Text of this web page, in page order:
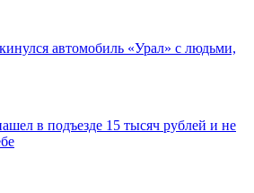
автомобиль «Урал» с людьми,
в подъезде 15 тысяч рублей и не